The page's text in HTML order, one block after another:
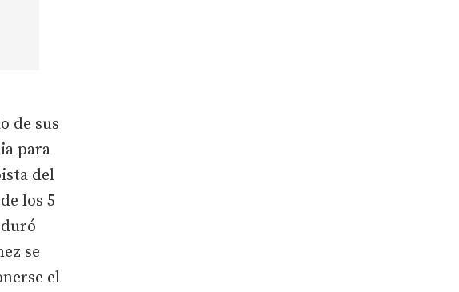
de sus
para
del
los 5
se
el